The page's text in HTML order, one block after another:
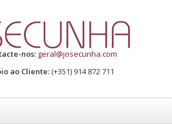
nos: geral@josecunha.com
ao Cliente:(+351) 914 872 711